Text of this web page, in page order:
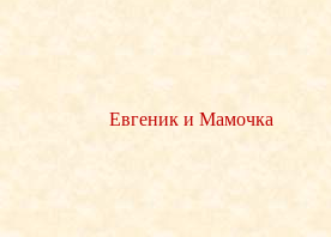
Евгеник и Мамочка